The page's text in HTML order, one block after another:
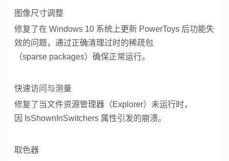
图像尺寸调整
修复了在 Windows 10 系统上更新 PowerToys 后功能失
效的问题，通过正确清理过时的稀疏包
（sparse packages）确保正常运行。
快速访问与测量
修复了当文件资源管理器（Explorer）未运行时，
因 IsShownInSwitchers 属性引发的崩溃。
取色器